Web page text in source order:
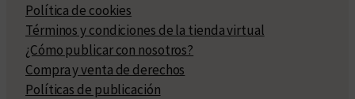
Política de cookies
Términos y condiciones de la tienda virtual
¿Cómo publicar con nosotros?
Compra y venta de derechos
Políticas de publicación